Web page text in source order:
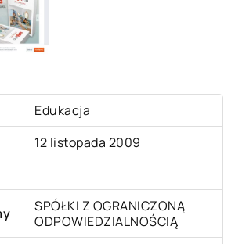
Edukacja
12 listopada 2009
SPÓŁKI Z OGRANICZONĄ
ODPOWIEDZIALNOŚCIĄ